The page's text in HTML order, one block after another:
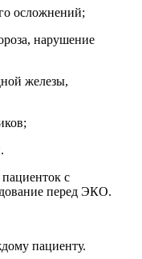
осложнений;
нарушение
железы,
с
перед ЭКО.
пациенту.